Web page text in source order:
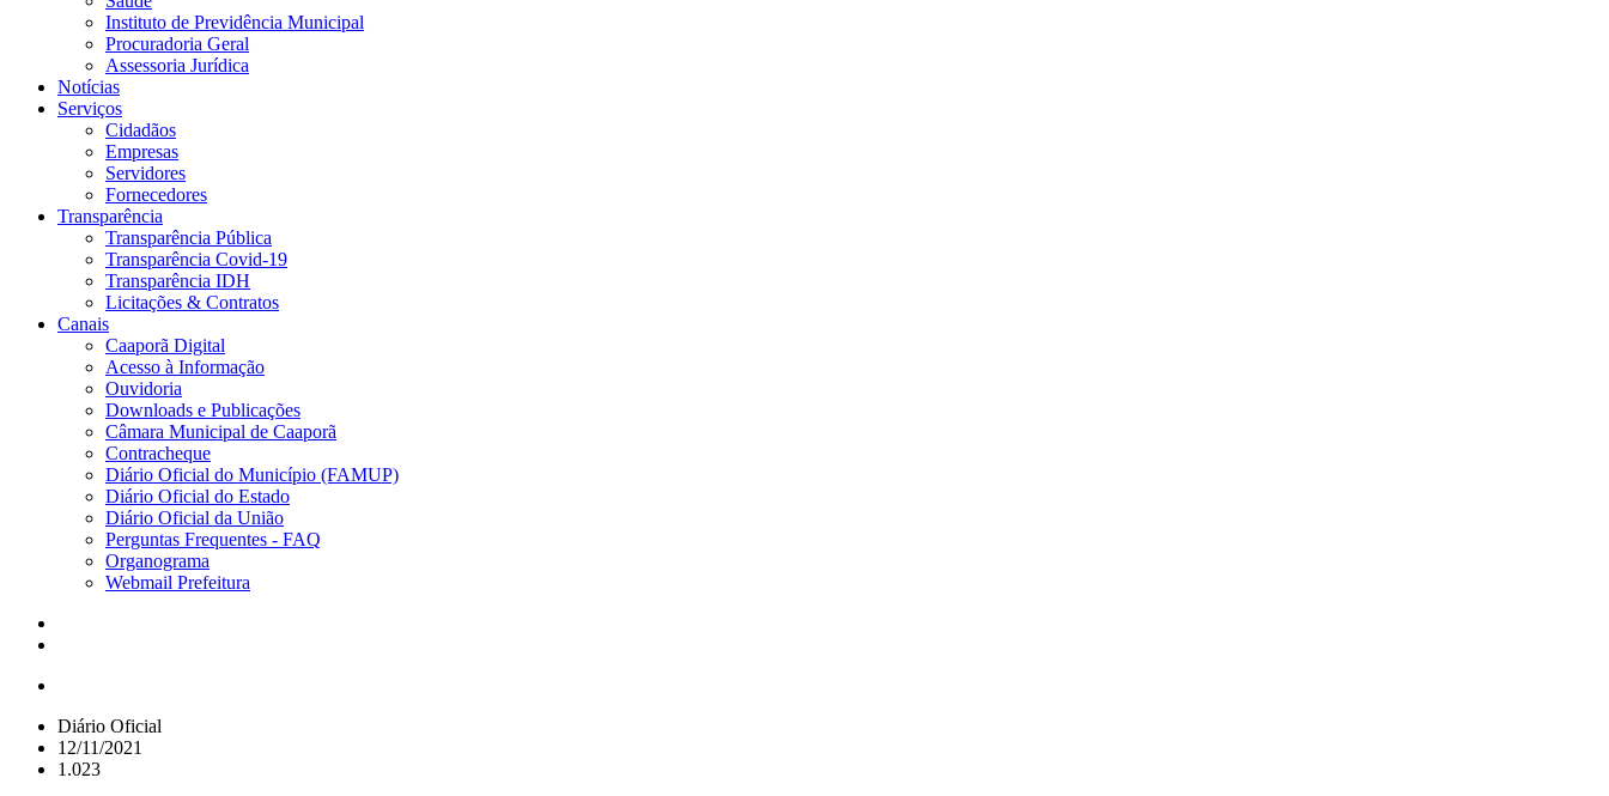
Instituto de Previdência Municipal
Procuradoria Geral
Assessoria Jurídica
Notícias
Serviços
Cidadãos
Empresas
Servidores
Fornecedores
Transparência
Transparência Pública
Transparência Covid-19
Transparência IDH
Licitações & Contratos
Canais
Caaporã Digital
Acesso à Informação
Ouvidoria
Downloads e Publicações
Câmara Municipal de Caaporã
Contracheque
Diário Oficial do Município (FAMUP)
Diário Oficial do Estado
Diário Oficial da União
Perguntas Frequentes - FAQ
Organograma
Webmail Prefeitura
Diário Oficial
12/11/2021
1.023